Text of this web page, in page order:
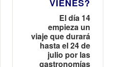
VIENES?
El día 14
empieza un
viaje que durará
hasta el 24 de
julio por las
gastronomías